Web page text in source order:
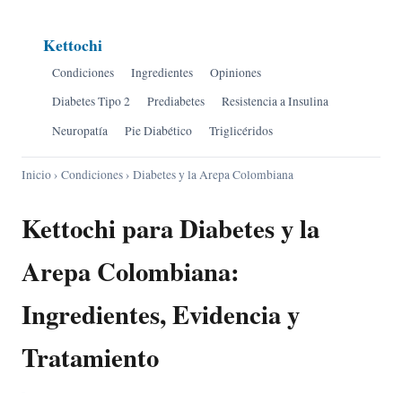
Kettochi
Condiciones Ingredientes
Opiniones
Diabetes Tipo 2
Prediabetes
Resistencia a Insulina
Neuropatía
Pie Diabético Triglicéridos
Inicio› Condiciones› Diabetes y la Arepa Colombiana
Kettochi para Diabetes y la
Arepa Colombiana:
Ingredientes, Evidencia y
Tratamiento